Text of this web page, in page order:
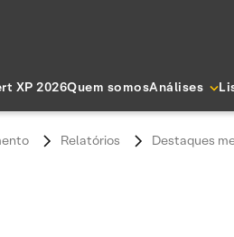
XP 2026Quem somosAnálises
Relatórios Destaques